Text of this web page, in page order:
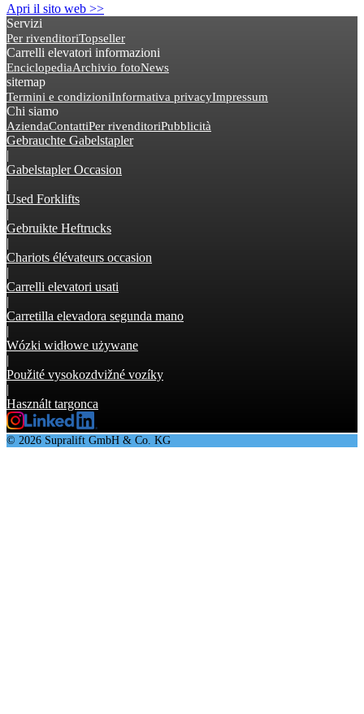
Apri il sito web >>
Servizi
Per rivenditoriTopseller
Carrelli elevatori informazioni
EnciclopediaArchivio fotoNews
sitemap
Termini e condizioniInformativa privacyImpressum
Chi siamo
AziendaContattiPer rivenditoriPubblicità
Gebrauchte Gabelstapler
|
Gabelstapler Occasion
|
Used Forklifts
|
Gebruikte Heftrucks
|
Chariots élévateurs occasion
|
Carrelli elevatori usati
|
Carretilla elevadora segunda mano
|
Wózki widłowe używane
|
Použité vysokozdvižné vozíky
|
Használt targonca
© 2026 Supralift GmbH & Co. KG